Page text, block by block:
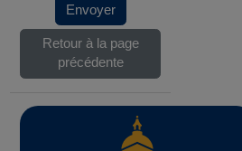
Envoyer
Retour à la page
précédente